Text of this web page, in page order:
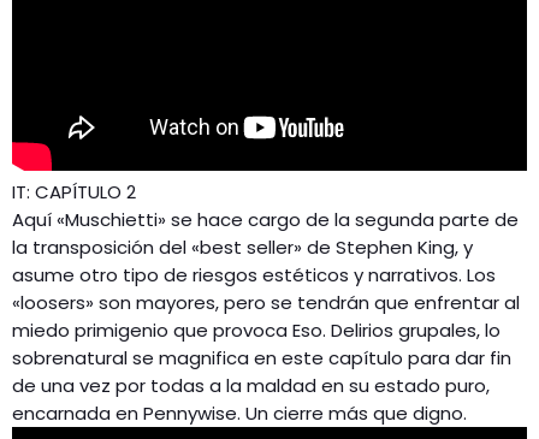
IT: CAPÍTULO 2
Aquí «Muschietti» se hace cargo de la segunda parte de
la transposición del «best seller» de Stephen King, y
asume otro tipo de riesgos estéticos y narrativos. Los
«loosers» son mayores, pero se tendrán que enfrentar al
miedo primigenio que provoca Eso. Delirios grupales, lo
sobrenatural se magnifica en este capítulo para dar fin
de una vez por todas a la maldad en su estado puro,
encarnada en Pennywise. Un cierre más que digno.